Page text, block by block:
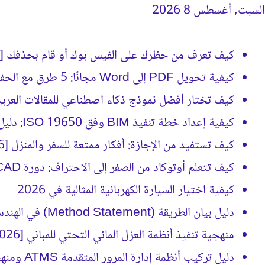
السبت, أغسطس 8 2026
كيف تعرف من حظرك على الفيس بوك أو قام بحذفك [2026]
كيفية تحويل PDF إلى Word مجانًا: 5 طرق مع الحفاظ على التنسيق
كيف تختار أفضل نموذج ذكاء اصطناعي للمقالات العربية؟
كيفية إعداد خطة تنفيذ BIM وفق ISO 19650: دليل BEP الشامل
كيف تستفيد من الإجازة: أفكار ممتعة للسفر والمنزل [2026]
كيف تتعلم أوتوكاد من الصفر إلى الاحتراف: دورة AutoCAD كاملة [2026]
كيفية اختيار السيارة الكهربائية المثالية في 2026
دليل بيان الطريقة (Method Statement) في الهندسة الإنشائية [2026]
منهجية تنفيذ أنظمة العزل المائي التحتي للمباني [2026]
دليل تركيب أنظمة إدارة المرور المتقدمة ATMS ومنهجية التنفيذ [2026]